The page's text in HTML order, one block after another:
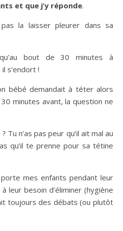
et que j’y réponde.
la laisser pleurer dans sa
bout de 30 minutes à
s’endort !
bébé demandait à téter alors
minutes avant, la question ne
Tu n’as pas peur qu’il ait mal au
qu’il te prenne pour sa tétine
mes enfants pendant leur
leur besoin d’éliminer (hygiène
toujours des débats (ou plutôt